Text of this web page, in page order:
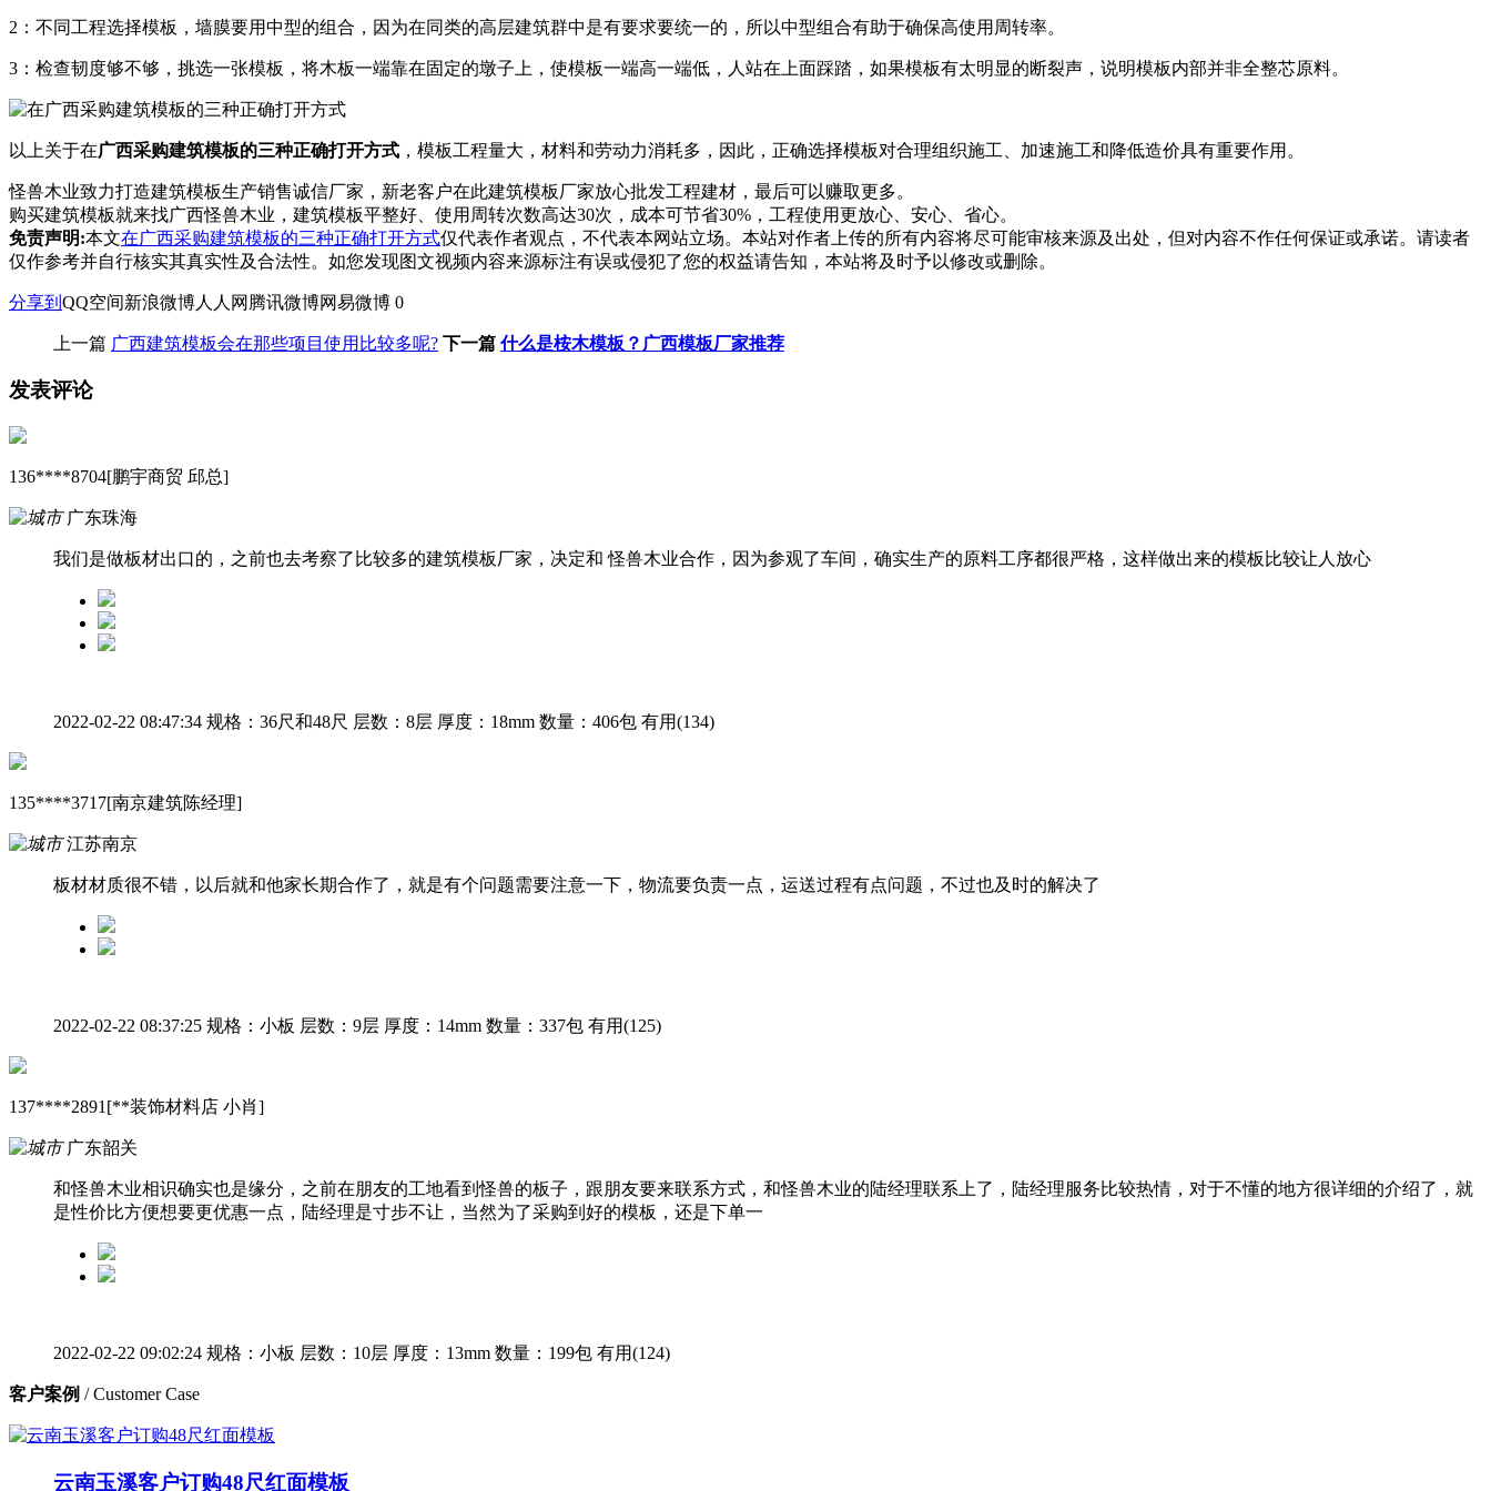
2：不同工程选择模板，墙膜要用中型的组合，因为在同类的高层建筑群中是有要求要统一的，所以中型组合有助于确保高使用周转率。
3：检查韧度够不够，挑选一张模板，将木板一端靠在固定的墩子上，使模板一端高一端低，人站在上面踩踏，如果模板有太明显的断裂声，说明模板内部并非全整芯原料。
以上关于在广西采购建筑模板的三种正确打开方式 ，模板工程量大，材料和劳动力消耗多，因此，正确选择模板对合理组织施工、加速施工和降低造价具有重要作用。
怪兽木业致力打造建筑模板生产销售诚信厂家，新老客户在此建筑模板厂家放心批发工程建材，最后可以赚取更多。
购买建筑模板就来找广西怪兽木业，建筑模板平整好、使用周转次数高达30次，成本可节省30%，工程使用更放心、安心、省心。
免责声明:本文在广西采购建筑模板的三种正确打开方式仅代表作者观点，不代表本网站立场。本站对作者上传的所有内容将尽可能审核来源及出处，但对内容不作任何保证或承诺。请读者
仅作参考并自行核实其真实性及合法性。如您发现图文视频内容来源标注有误或侵犯了您的权益请告知，本站将及时予以修改或删除。
分享到 QQ空间新浪微博人人网 腾讯微博网易微博 0
上一篇 广西建筑模板会在那些项目使用比较多呢? 下一篇 什么是桉木模板？广西模板厂家推荐
发表评论
136****8704[鹏宇商贸 邱总]
广东珠海
我们是做板材出口的，之前也去考察了比较多的建筑模板厂家，决定和 怪兽木业合作，因为参观了车间，确实生产的原料工序都很严格，这样做出来的模板比较让人放心
2022-02-22 08:47:34 规格：36尺和48尺 层数：8层 厚度：18mm 数量：406包 有用(134)
135****3717[南京建筑陈经理]
江苏南京
板材材质很不错，以后就和他家长期合作了，就是有个问题需要注意一下，物流要负责一点，运送过程有点问题，不过也及时的解决了
2022-02-22 08:37:25 规格：小板 层数：9层 厚度：14mm 数量：337包 有用(125)
137****2891[**装饰材料店 小肖]
广东韶关
和怪兽木业相识确实也是缘分，之前在朋友的工地看到怪兽的板子，跟朋友要来联系方式，和怪兽木业的陆经理联系上了，陆经理服务比较热情，对于不懂的地方很详细的介绍了，就
是性价比方便想要更优惠一点，陆经理是寸步不让，当然为了采购到好的模板，还是下单一
2022-02-22 09:02:24 规格：小板 层数：10层 厚度：13mm 数量：199包 有用(124)
客户案例 / Customer Case
云南玉溪客户订购48尺红面模板